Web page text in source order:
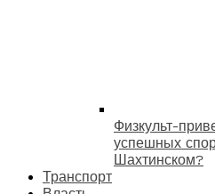
Физкульт-
успешных
Шахтинском?
Транспорт